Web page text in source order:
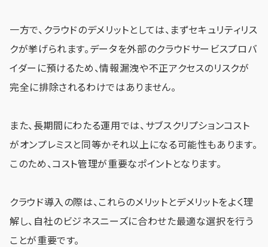
一方で、クラウドのデメリットとしては、まずセキュリティリス
クが挙げられます。データを外部のクラウドサービスプロバ
イダーに預けるため、情報漏洩や不正アクセスのリスクが
完全に排除されるわけではありません。
また、長期間にわたる運用では、サブスクリプションコスト
がオンプレミスと同等かそれ以上になる可能性もあります。
このため、コスト管理が重要なポイントとなります。
クラウド導入の際は、これらのメリットとデメリットをよく理
解し、自社のビジネスニーズに合わせた最適な選択を行う
ことが重要です。